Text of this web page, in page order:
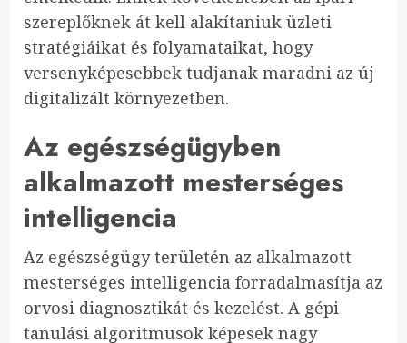
szereplőknek át kell alakítaniuk üzleti
stratégiáikat és folyamataikat, hogy
versenyképesebbek tudjanak maradni az új
digitalizált környezetben.
Az egészségügyben
alkalmazott mesterséges
intelligencia
Az egészségügy területén az alkalmazott
mesterséges intelligencia forradalmasítja az
orvosi diagnosztikát és kezelést. A gépi
tanulási algoritmusok képesek nagy